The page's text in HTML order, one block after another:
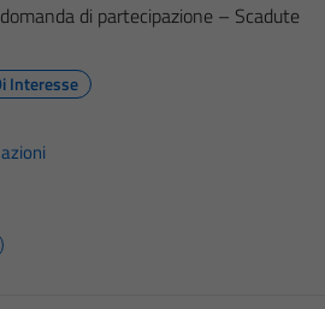
di partecipazione – Scadute
Interesse